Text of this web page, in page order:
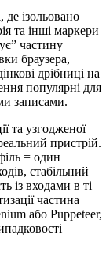
де ізольовано
та інші маркери
частину
браузера,
дрібниці на
популярні для
записами.
та узгодженої
пристрій.
= один
стабільний
із входами в ті
частина
або Puppeteer,